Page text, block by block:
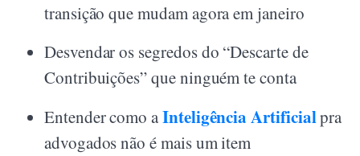
transição que mudam agora em janeiro
Desvendar os segredos do “Descarte de
Contribuições” que ninguém te conta
Entender como aInteligência Artificialpra
advogados não é mais um item